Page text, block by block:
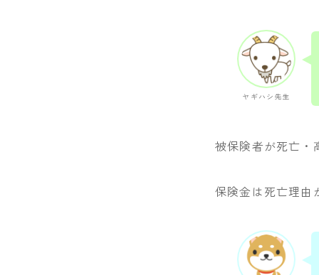
ヤギハシ先生
被保険者が死亡・
保険金は死亡理由